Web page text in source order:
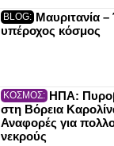
BLOG: Μαυριτανία
υπέροχος κόσμος
ΚΟΣΜΟΣ: ΗΠΑ:
στη Βόρεια
Αναφορές για
νεκρούς